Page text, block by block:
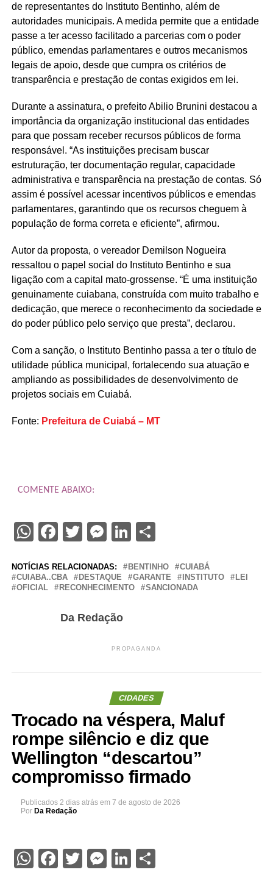
de representantes do Instituto Bentinho, além de
autoridades municipais. A medida permite que a entidade
passe a ter acesso facilitado a parcerias com o poder
público, emendas parlamentares e outros mecanismos
legais de apoio, desde que cumpra os critérios de
transparência e prestação de contas exigidos em lei.
Durante a assinatura, o prefeito Abilio Brunini destacou a
importância da organização institucional das entidades
para que possam receber recursos públicos de forma
responsável. “As instituições precisam buscar
estruturação, ter documentação regular, capacidade
administrativa e transparência na prestação de contas. Só
assim é possível acessar incentivos públicos e emendas
parlamentares, garantindo que os recursos cheguem à
população de forma correta e eficiente”, afirmou.
Autor da proposta, o vereador Demilson Nogueira
ressaltou o papel social do Instituto Bentinho e sua
ligação com a capital mato-grossense. “É uma instituição
genuinamente cuiabana, construída com muito trabalho e
dedicação, que merece o reconhecimento da sociedade e
do poder público pelo serviço que presta”, declarou.
Com a sanção, o Instituto Bentinho passa a ter o título de
utilidade pública municipal, fortalecendo sua atuação e
ampliando as possibilidades de desenvolvimento de
projetos sociais em Cuiabá.
Fonte: Prefeitura de Cuiabá – MT
COMENTE ABAIXO:
WhatsApp
Facebook
Twitter
Messenger
LinkedIn
Share
NOTÍCIAS RELACIONADAS: BENTINHO
CUIABÁ
CUIABA..CBA
DESTAQUE GARANTE INSTITUTO
LEI
OFICIAL
RECONHECIMENTO SANCIONADA
Da Redação
PROPAGANDA
CIDADES
Trocado na véspera, Maluf
rompe silêncio e diz que
Wellington “descartou”
compromisso firmado
Publicados 2 dias atrás em 7 de agosto de 2026
Por Da Redação
WhatsApp
Facebook
Twitter
Messenger
LinkedIn
Share